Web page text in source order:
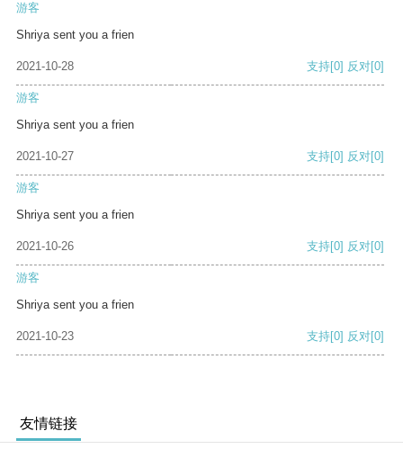
游客
Shriya sent you a frien
2021-10-28 支持[0] 反对[0]
游客
Shriya sent you a frien
2021-10-27 支持[0] 反对[0]
游客
Shriya sent you a frien
2021-10-26 支持[0] 反对[0]
游客
Shriya sent you a frien
2021-10-23 支持[0] 反对[0]
友情链接